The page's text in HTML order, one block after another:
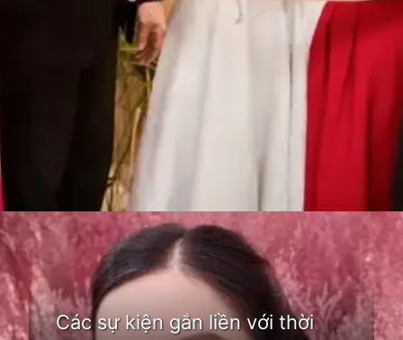
Đang mở https://idep.edu.vn/thoi-trang-elise-74
Các sự kiện gắn liền với thời